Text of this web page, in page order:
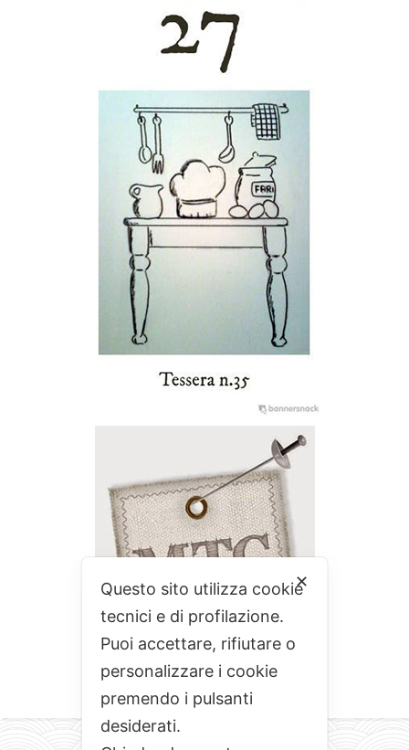
✕
Questo sito utilizza cookie
tecnici e di profilazione.
Puoi accettare, rifiutare o
personalizzare i cookie
premendo i pulsanti
desiderati.